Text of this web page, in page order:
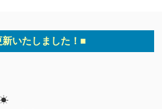
いたしました！■
☀